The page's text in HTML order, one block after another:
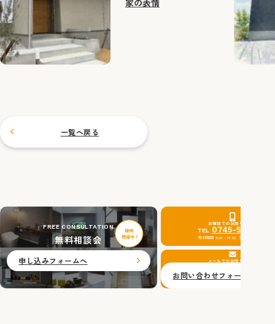
一覧へ戻る
FREE CONSULTATION
無料相談会
申し込みフォームへ
お電話でのお問い合わせ
TEL 0745-51-0201
受付時間 9:00～18:00 定休日：水曜日
メールでのお問い合わせ
お問い合わせフォームへ